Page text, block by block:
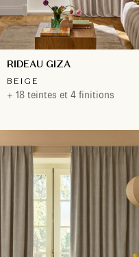
RIDEAU GIZA
BEIGE
+ 18 teintes et 4 finitions